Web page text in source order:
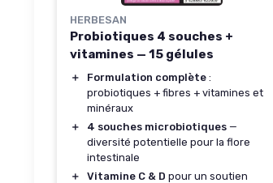
HERBESAN
Probiotiques 4 souches +
vitamines — 15 gélules
＋ Formulation complète :
probiotiques + fibres + vitamines et
minéraux
＋
4 souches microbiotiques —
diversité potentielle pour la flore
intestinale
＋
Vitamine C & D pour un soutien